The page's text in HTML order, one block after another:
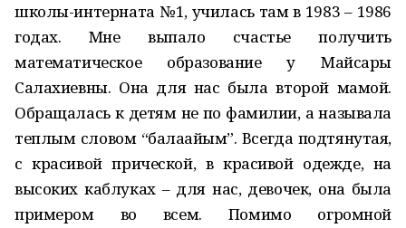
школы-интерната №1, училась там в 1983 – 1986
годах. Мне выпало счастье получить
математическое образование у Майсары
Салахиевны. Она для нас была второй мамой.
Обращалась к детям не по фамилии, а называла
теплым словом “балаҡайым”. Всегда подтянутая,
с красивой прической, в красивой одежде, на
высоких каблуках – для нас, девочек, она была
примером во всем. Помимо огромной